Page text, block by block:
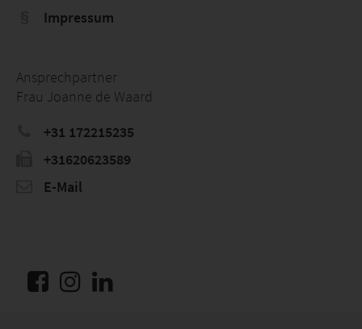
Impressum
Ansprechpartner
Frau Joanne de Waard
+31 172215235
+31620623589
E-Mail